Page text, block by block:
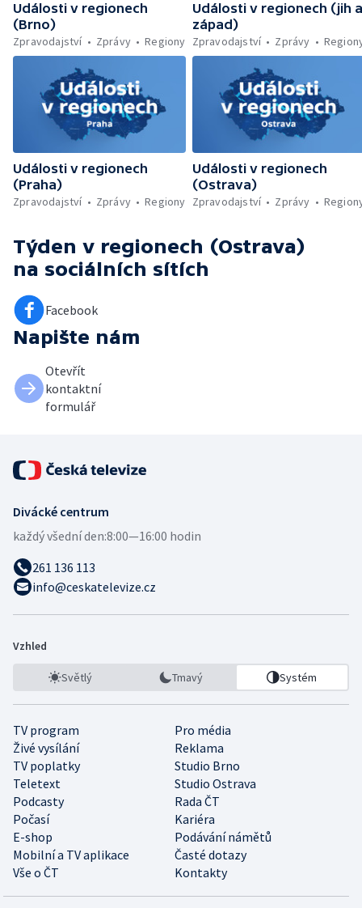
Události v regionech
(Brno)
Zpravodajství
Zprávy Regiony
Události v regionech (jih a
západ)
Zpravodajství
Zprávy
Události v regionech
(Praha)
Zpravodajství
Zprávy Regiony
Události v regionech
(Ostrava)
Zpravodajství
Zprávy
Týden v regionech (Ostrava)
na sociálních sítích
Facebook
Napište nám
Otevřít
kontaktní
formulář
Divácké centrum
každý všední den:8:00—16:00 hodin
261 136 113
info@ceskatelevize.cz
Vzhled
Světlý Tmavý Systém
TV program
Pro média
Živé vysílání
Reklama
TV poplatky
Studio Brno
Teletext
Studio Ostrava
Podcasty
Rada ČT
Počasí
Kariéra
E-shop
Podávání námětů
Mobilní a TV aplikace
Časté dotazy
Vše o ČT
Kontakty